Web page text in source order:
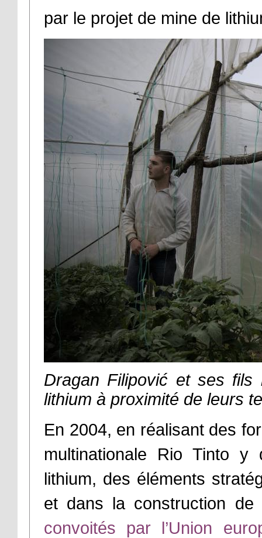
par le projet de mine de
Dragan Filipović et ses
lithium à proximité de leurs
En 2004, en réalisant des
multinationale Rio Tinto
lithium, des éléments
et dans la construction
convoités par l’Union